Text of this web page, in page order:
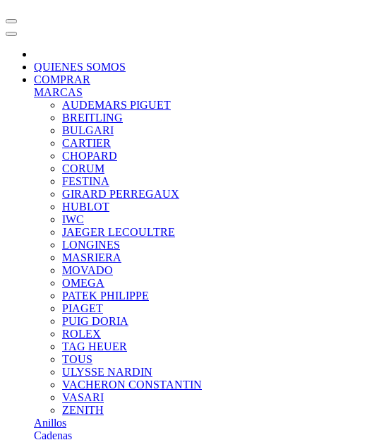
QUIENES SOMOS
COMPRAR
MARCAS
AUDEMARS PIGUET
BREITLING
BULGARI
CARTIER
CHOPARD
CORUM
FESTINA
GIRARD PERREGAUX
HUBLOT
IWC
JAEGER LECOULTRE
LONGINES
MASRIERA
MOVADO
OMEGA
PATEK PHILIPPE
PIAGET
PUIG DORIA
ROLEX
TAG HEUER
TOUS
ULYSSE NARDIN
VACHERON CONSTANTIN
VASARI
ZENITH
Anillos
Cadenas